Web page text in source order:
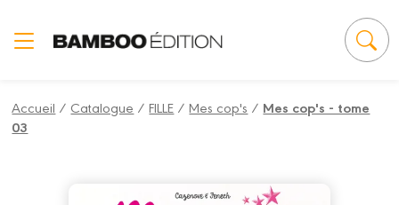
Accueil / Catalogue /FILLE /Mes cop's / Mes cop's - tome
03